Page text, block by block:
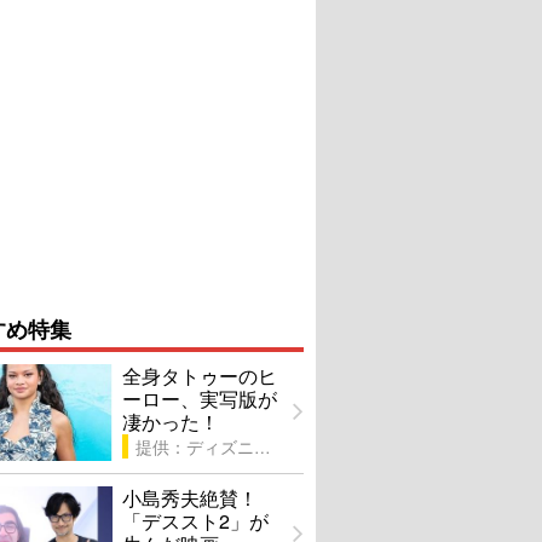
特集
全身タトゥーのヒ
ーロー、実写版が
凄かった！
提供：ディズニー
小島秀夫絶賛！
「デススト2」が